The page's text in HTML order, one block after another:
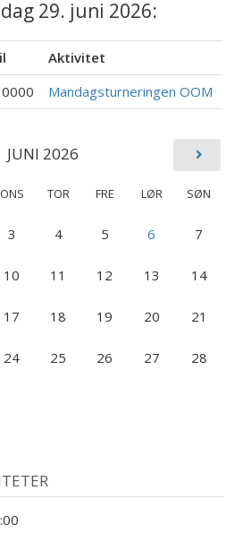
29. juni 2026:
Aktivitet
Mandagsturneringen OOM
JUNI 2026
ONS TOR FRE LØR SØN
3 4 5 6 7
10 11 12 13 14
17 18 19 20 21
24 25 26 27 28